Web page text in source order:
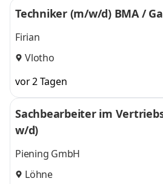
Techniker (m/w/d) BMA /
Firian
Vlotho
vor 2 Tagen
Sachbearbeiter im
w/d)
Piening GmbH
Löhne